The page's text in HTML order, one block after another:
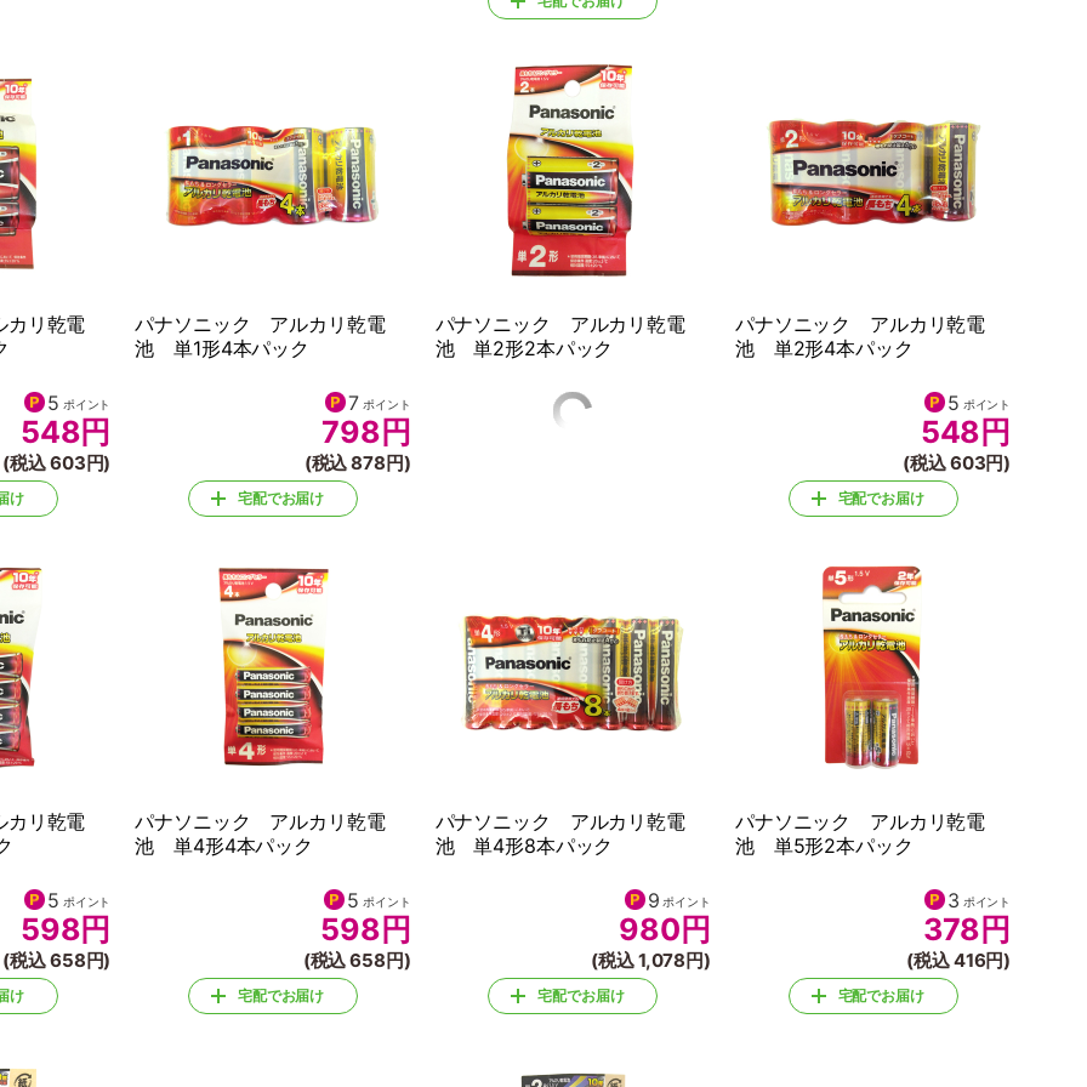
リ乾電
5 ポイント
548円
(税込 603円)
け
パナソニック アルカリ乾電
池 単1形4本パック
7 ポイント
798 円
(税込 878円)
宅配でお届け
パナソニック アルカリ乾電
池 単2形2本パック
パナソニック アルカリ乾電
池 単2形4本パック
5 ポイント
548 円
(税込 603円)
宅配でお届け
リ乾電
5 ポイント
598円
(税込 658円)
け
パナソニック アルカリ乾電
池 単4形4本パック
5 ポイント
598 円
(税込 658円)
宅配でお届け
パナソニック アルカリ乾電
池 単4形8本パック
9 ポイント
980 円
(税込 1,078円)
宅配でお届け
パナソニック アルカリ乾電
池 単5形2本パック
3 ポイント
378 円
(税込 416円)
宅配でお届け